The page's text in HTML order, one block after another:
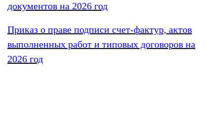
документов на 2026 год
Приказ о праве подписи счет-фактур, актов
выполненных работ и типовых договоров на
2026 год